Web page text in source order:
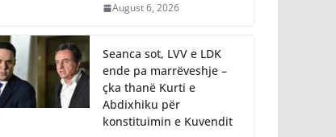
August 6, 2026
Seanca sot, LVV e LDK
ende pa marrëveshje –
çka thanë Kurti e
Abdixhiku për
konstituimin e Kuvendit